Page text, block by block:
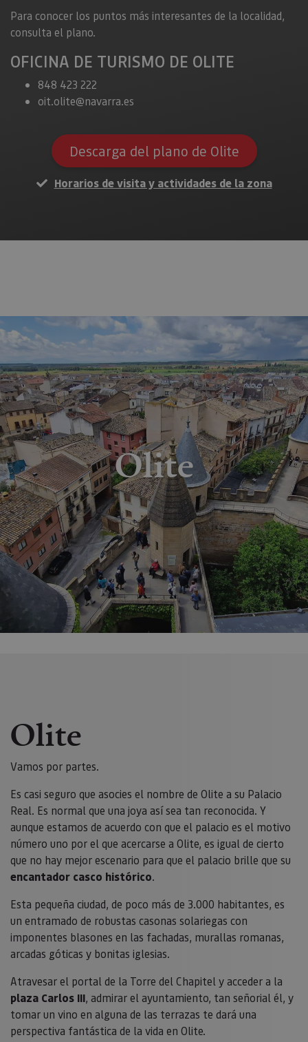
Para conocer los puntos más interesantes de la localidad,
consulta el plano.
​​​​​​​OFICINA DE TURISMO DE OLITE
848 423 222
oit.olite@navarra.es
Descarga del plano de Olite
Horarios de visita y actividades de la zona
Olite
Olite
Vamos por partes.
Es casi seguro que asocies el nombre de Olite a su Palacio
Real. Es normal que una joya así sea tan reconocida. Y
aunque estamos de acuerdo con que el palacio es el motivo
número uno por el que acercarse a Olite, es igual de cierto
que no hay mejor escenario para que el palacio brille que su
encantador casco histórico.
Esta pequeña ciudad, de poco más de 3.000 habitantes, es
un entramado de robustas casonas solariegas con
imponentes blasones en las fachadas, murallas romanas,
arcadas góticas y bonitas iglesias.
Atravesar el portal de la Torre del Chapitel y acceder a la
plaza Carlos III, admirar el ayuntamiento, tan señorial él, y
tomar un vino en alguna de las terrazas te dará una
perspectiva fantástica de la vida en Olite.